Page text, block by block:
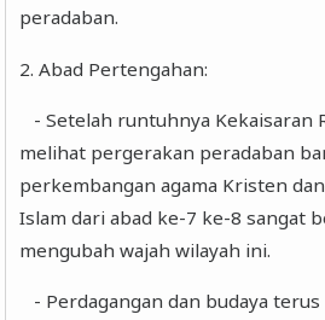
peradaban.
2. Abad Pertengahan:
- Setelah runtuhnya Kekaisaran
melihat pergerakan peradaban
perkembangan agama Kristen
Islam dari abad ke-7 ke-8 sangat
mengubah wajah wilayah ini.
- Perdagangan dan budaya